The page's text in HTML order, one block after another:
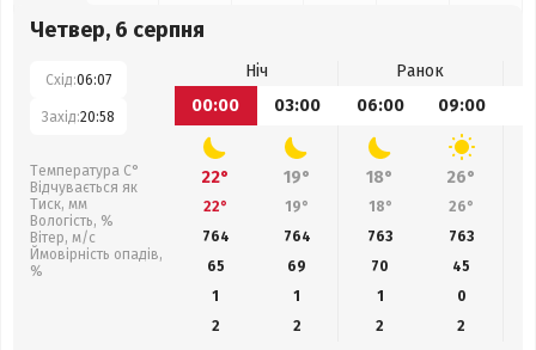
Четвер, 6 серпня
Схід:06:07
Захід:20:58
Температура С°
Відчувається як
Тиск, мм
Вологість, %
Вітер, м/с
Ймовірність опадів,
%
Ніч
Ранок
00:00
03:00 06:00 09:00
22° 19° 18° 26°
22° 19° 18° 26°
764
764 763 763
65
69 70 45
1
1 1
0
2
2 2 2